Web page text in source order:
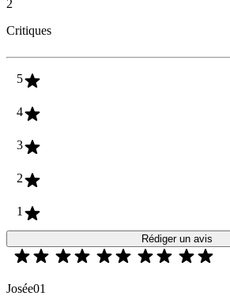
2
Critiques
5
4
3
2
1
Rédiger un avis
Josée01